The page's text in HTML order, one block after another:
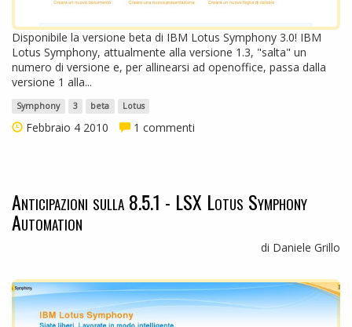
Disponibile la versione beta di IBM Lotus Symphony 3.0! IBM
Lotus Symphony, attualmente alla versione 1.3, "salta" un
numero di versione e, per allinearsi ad openoffice, passa dalla
versione 1 alla...
Symphony 3 beta Lotus
Febbraio 4 2010 1 commenti
Anticipazioni sulla 8.5.1 - LSX Lotus Symphony
Automation
di Daniele Grillo